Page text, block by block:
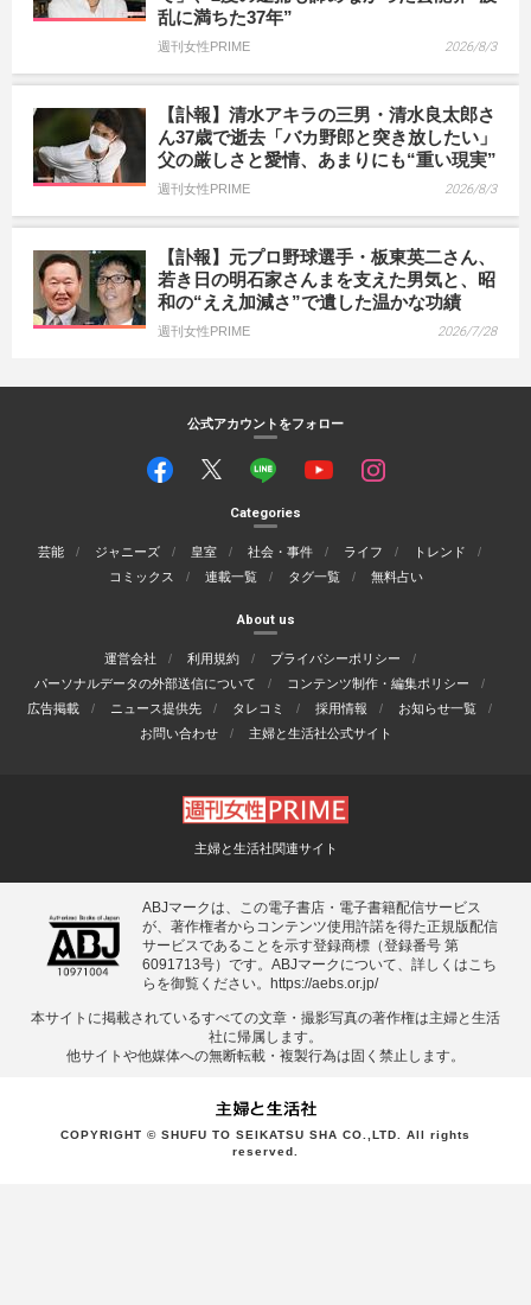
乱に満ちた37年”
週刊女性PRIME 2026/8/3
【訃報】清水アキラの三男・清水良太郎さ
ん37歳で逝去「バカ野郎と突き放したい」
父の厳しさと愛情、あまりにも“重い現実”
週刊女性PRIME 2026/8/3
【訃報】元プロ野球選手・板東英二さん、
若き日の明石家さんまを支えた男気と、昭
和の“ええ加減さ”で遺した温かな功績
週刊女性PRIME 2026/7/28
公式アカウントをフォロー
Categories
芸能 ジャニーズ 皇室 社会・事件 ライフ
トレンド
コミックス
連載一覧 タグ一覧 無料占い
About us
運営会社 利用規約
プライバシーポリシー
パーソナルデータの外部送信について
コンテンツ制作・編集ポリシー
広告掲載
ニュース提供先 タレコミ 採用情報
お知らせ一覧
お問い合わせ
主婦と生活社公式サイト
主婦と生活社関連サイト
ABJマークは、この電子書店・電子書籍配信サービス
が、著作権者からコンテンツ使用許諾を得た正規版配信
サービスであることを示す登録商標（登録番号 第
6091713号）です。ABJマークについて、詳しくはこち
らを御覧ください。
https://aebs.or.jp/
本サイトに掲載されているすべての⽂章・撮影写真の著作権は主婦と⽣活
社に帰属します。
他サイトや他媒体への無断転載・複製⾏為は固く禁⽌します。
COPYRIGHT © SHUFU TO SEIKATSU SHA CO.,LTD. All rights
reserved.